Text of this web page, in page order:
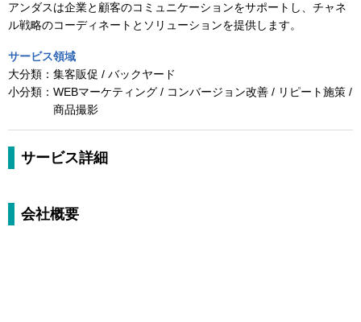
アンダスは企業と顧客のコミュニケーションをサポートし、チャネ
ル戦略のコーディネートとソリューションを提供します。
サービス領域
大分類： 集客販促 / バックヤード
小分類： WEBマーケティング / コンバージョン改善 / リピート施策 /
商品撮影
サービス詳細
会社概要